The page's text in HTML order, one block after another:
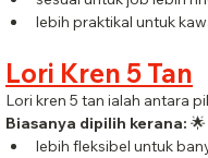
lebih praktikal untuk
Lori Kren 5 Tan
Lori kren 5 tan ialah antara
Biasanya dipilih kerana: 🌟
lebih fleksibel untuk